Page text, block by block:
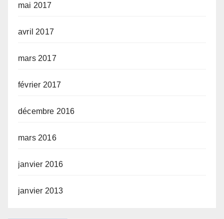
mai 2017
avril 2017
mars 2017
février 2017
décembre 2016
mars 2016
janvier 2016
janvier 2013